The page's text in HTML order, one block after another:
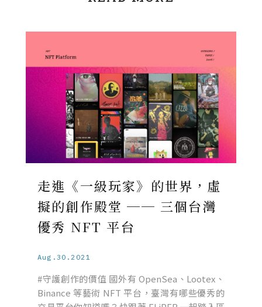
走進《一級玩家》的世界，虛
擬的創作殿堂 ── 三個台灣
優秀 NFT 平台
Aug.30.2021
#守護創作的價值 國外有 OpenSea、Lootex、
Binance 等藝術 NFT 平台，臺灣有哪些優秀的